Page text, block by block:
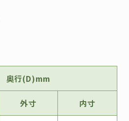
奥⾏(D)mm
外寸 内寸